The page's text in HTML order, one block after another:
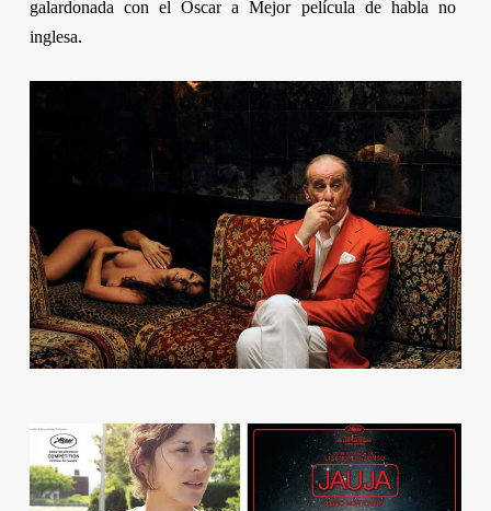
galardonada con el Oscar a Mejor película de habla no
inglesa.